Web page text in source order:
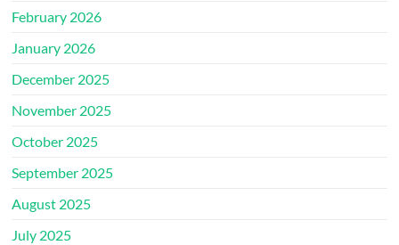
February 2026
January 2026
December 2025
November 2025
October 2025
September 2025
August 2025
July 2025